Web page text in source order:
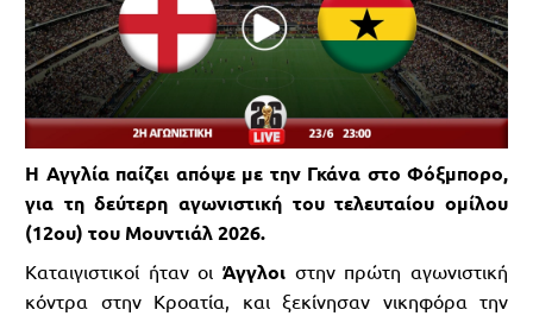
Η Αγγλία παίζει απόψε με την Γκάνα στο Φόξμπορο,
για τη δεύτερη αγωνιστική του τελευταίου ομίλου
(12ου) του Μουντιάλ 2026.
Καταιγιστικοί ήταν οι Άγγλοι στην πρώτη αγωνιστική
κόντρα στην Κροατία, και ξεκίνησαν νικηφόρα την